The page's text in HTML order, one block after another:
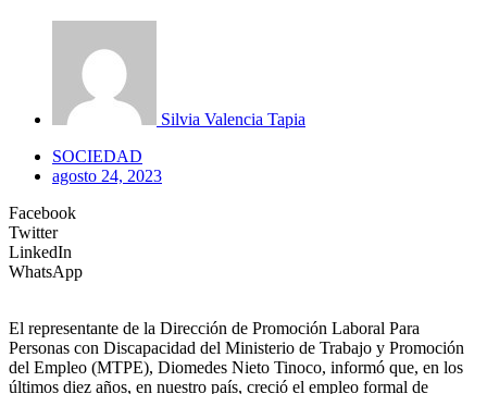
Silvia Valencia Tapia
SOCIEDAD
agosto 24, 2023
Facebook
Twitter
LinkedIn
WhatsApp
El representante de la Dirección de Promoción Laboral Para
Personas con Discapacidad del Ministerio de Trabajo y Promoción
del Empleo (MTPE), Diomedes Nieto Tinoco, informó que, en los
últimos diez años, en nuestro país, creció el empleo formal de